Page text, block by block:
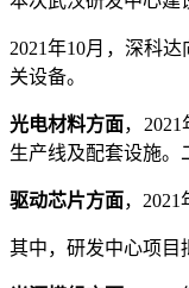
2021年10月，深科
关设备。
光电材料方面，
生产线及配套设施。
驱动芯片方面，
其中，研发中心项目